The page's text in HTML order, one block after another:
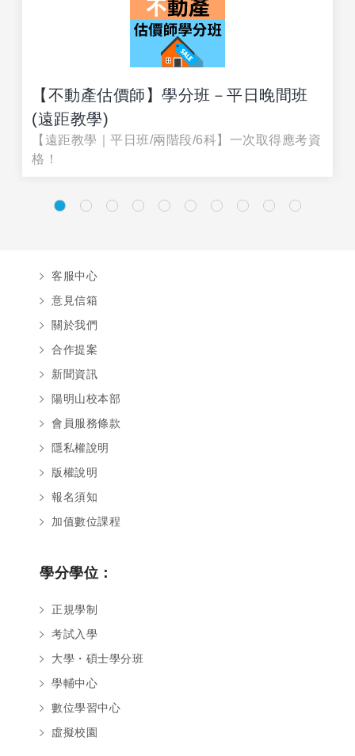
【不動產估價師】學分班－平日晚間班
(遠距教學)
【遠距教學｜平日班/兩階段/6科】一次取得應考資
格！
客服中心
意見信箱
關於我們
合作提案
新聞資訊
陽明山校本部
會員服務條款
隱私權說明
版權說明
報名須知
加值數位課程
學分學位：
正規學制
考試入學
大學・碩士學分班
學輔中心
數位學習中心
虛擬校園